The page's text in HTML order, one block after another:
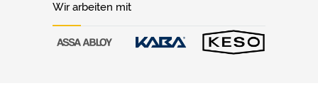
Wir arbeiten mit